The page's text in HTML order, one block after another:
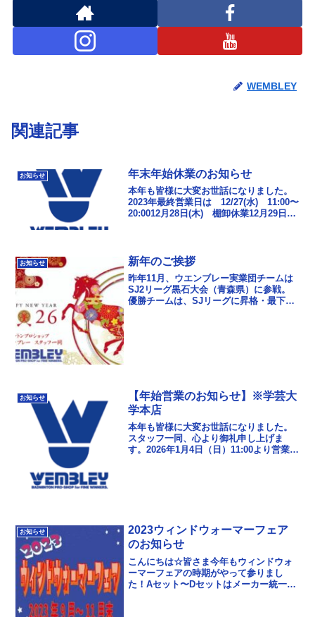
WEMBLEY
関連記事
お知らせ 年末年始休業のお知らせ
本年も皆様に大変お世話になりました。
2023年最終営業日は 12/27(水) 11:00〜
20:0012月28日(木) 棚卸休業12月29日
お知らせ 新年のご挨拶
昨年11月、ウエンブレー実業団チームは
SJ2リーグ黒石大会（青森県）に参戦。
優勝チームは、SJリーグに昇格・最下位
お知らせ
【年始営業のお知らせ】※学芸大
学本店
本年も皆様に大変お世話になりました。
スタッフ一同、心より御礼申し上げま
す。2026年1月4日（日）11:00より営業開
お知らせ
2023ウィンドウォーマーフェア
のお知らせ
こんにちは☆皆さま今年もウィンドウォ
ーマーフェアの時期がやって参りまし
た！Aセット〜Dセットはメーカー統一で